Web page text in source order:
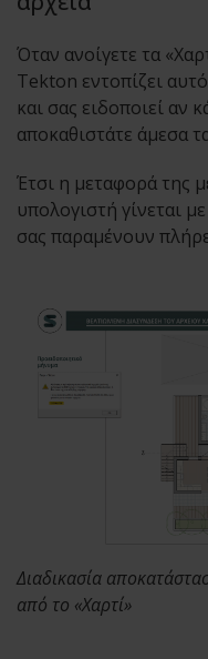
Όταν ανοίγετε τα
Tekton εντοπίζει
και σας ειδοποιεί αν
αποκαθιστάτε άμεσα
Έτσι η μεταφορά της
υπολογιστή γίνεται
σας παραμένουν
Διαδικασία
από το «Χαρτί»